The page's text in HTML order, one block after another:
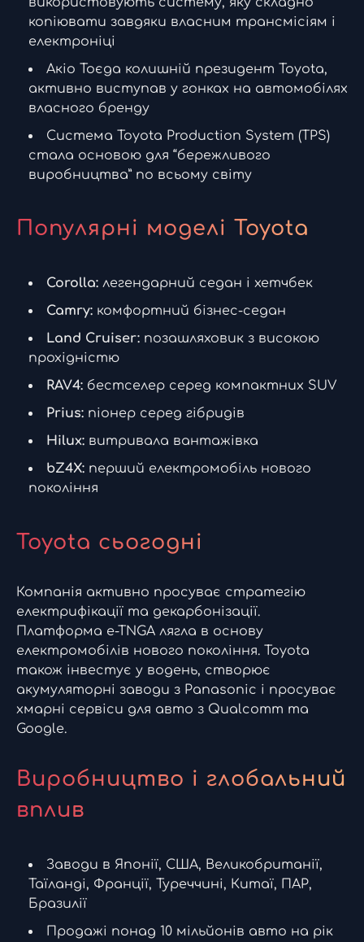
копіювати завдяки власним трансмісіям і
електроніці
Акіо Тоєда колишній президент Toyota,
активно виступав у гонках на автомобілях
власного бренду
Система Toyota Production System (TPS)
стала основою для “бережливого
виробництва” по всьому світу
Популярні моделі Toyota
Corolla: легендарний седан і хетчбек
Camry: комфортний бізнес-седан
Land Cruiser: позашляховик з високою
прохідністю
RAV4: бестселер серед компактних SUV
Prius: піонер серед гібридів
Hilux: витривала вантажівка
bZ4X: перший електромобіль нового
покоління
Toyota сьогодні
Компанія активно просуває стратегію
електрифікації та декарбонізації.
Платформа e-TNGA лягла в основу
електромобілів нового покоління. Toyota
також інвестує у водень, створює
акумуляторні заводи з Panasonic і просуває
хмарні сервіси для авто з Qualcomm та
Google.
Виробництво і глобальний
вплив
Заводи в Японії, США, Великобританії,
Таїланді, Франції, Туреччині, Китаї, ПАР,
Бразилії
Продажі понад 10 мільйонів авто на рік